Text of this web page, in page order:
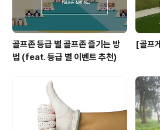
골프존 등급 별 골프존 즐기는 방
법 (feat. 등급 별 이벤트 추천)
[골프